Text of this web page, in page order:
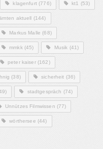
klagenfurt(776) kt1 (53)
aktuell (144)
Markus Malle (68)
mmkk(45) Musik (41)
peter kaiser(162)
(38) sicherheit (36)
stadtgespräch (74)
Unnützes Filmwissen (77)
wörthersee (44)